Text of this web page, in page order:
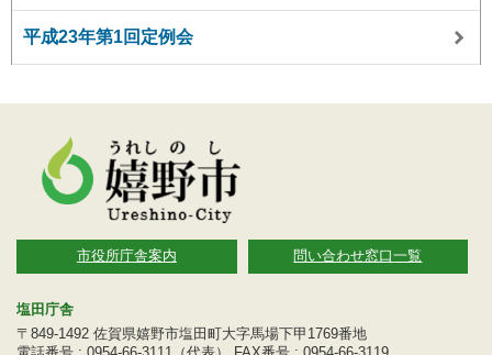
平成23年第1回定例会
市役所庁舎案内 問い合わせ窓口一覧
塩田庁舎
〒849-1492 佐賀県嬉野市塩田町大字馬場下甲1769番地